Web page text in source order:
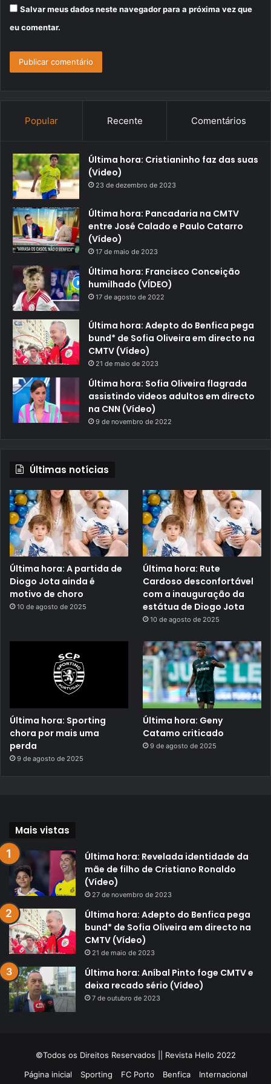
Salvar meus dados neste navegador para a próxima vez que
eu comentar.
Popular Recente Comentários
Última hora: Cristianinho faz das suas
(Video)
23 de dezembro de 2023
Última hora: Pancadaria na CMTV
entre José Calado e Paulo Catarro
(Vídeo)
17 de maio de 2023
Última hora: Francisco Conceição
humilhado (VÍDEO)
17 de agosto de 2022
Última hora: Adepto do Benfica pega
bund* de Sofia Oliveira em directo na
CMTV (Vídeo)
21 de maio de 2023
Última hora: Sofia Oliveira flagrada
assistindo videos adultos em directo
na CNN (Vídeo)
9 de novembro de 2022
Últimas notícias
Última hora: A partida de
Diogo Jota ainda é
motivo de choro
10 de agosto de 2025
Última hora: Rute
Cardoso desconfortável
com a inauguração da
estátua de Diogo Jota
10 de agosto de 2025
Última hora: Sporting
chora por mais uma
perda
9 de agosto de 2025
Última hora: Geny
Catamo criticado
9 de agosto de 2025
Mais vistas
Última hora: Revelada identidade da
mãe de filho de Cristiano Ronaldo
(Vídeo)
27 de novembro de 2023
Última hora: Adepto do Benfica pega
bund* de Sofia Oliveira em directo na
CMTV (Vídeo)
21 de maio de 2023
Última hora: Aníbal Pinto foge CMTV e
deixa recado sério (Vídeo)
7 de outubro de 2023
©Todos os Direitos Reservados || Revista Hello 2022
Página inicial
Sporting FC Porto Benfica Internacional